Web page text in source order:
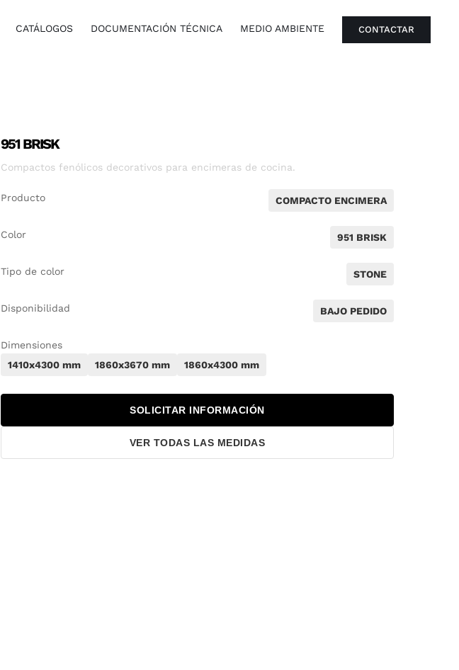
CATÁLOGOS DOCUMENTACIÓN TÉCNICA MEDIO AMBIENTE CONTACTAR
951 BRISK
Compactos fenólicos decorativos para encimeras de cocina.
Producto COMPACTO ENCIMERA
Color 951 BRISK
Tipo de color STONE
Disponibilidad BAJO PEDIDO
Dimensiones
1410x4300 mm
1860x3670 mm 1860x4300 mm
SOLICITAR INFORMACIÓN
VER TODAS LAS MEDIDAS